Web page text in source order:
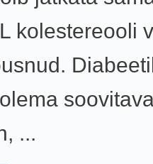
kolestereooli
...